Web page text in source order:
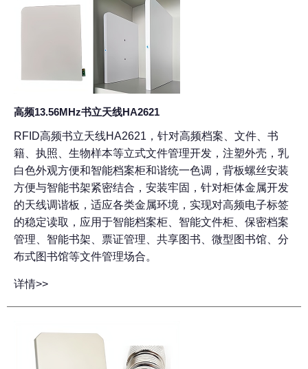
高频13.56MHz书立天线HA2621
RFID高频书立天线HA2621，针对高频档案、文件、书
籍、执照、生物样本等立式文件管理开发，注塑外壳，乳
白色外观方便和智能档案柜和谐统一色调，背板螺丝安装
方便与智能书架紧密结合，安装牢固，针对柜体金属开发
的天线调谐板，适应各类金属环境，实现对高频电子标签
的稳定读取，应用于智能档案柜、智能文件柜、保密档案
管理、智能书架、票证管理、共享图书、微型图书馆、分
布式图书馆等文件管理场合。
详情>>